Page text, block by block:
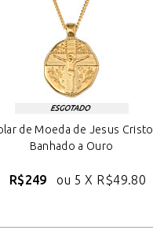
de Moeda de Jesus Cristo
Banhado a Ouro
R$249 ou 5 X R$49.80